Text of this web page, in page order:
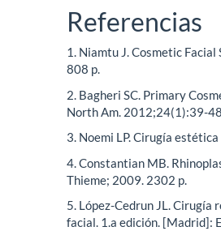
Referencias
1. Niamtu J. Cosmetic
808 p.
2. Bagheri SC. Primary
North Am. 2012;24(1):39-
3. Noemi LP. Cirugía
4. Constantian MB.
Thieme; 2009. 2302 p.
5. López-Cedrun JL.
facial. 1.a edición. [Madrid]: